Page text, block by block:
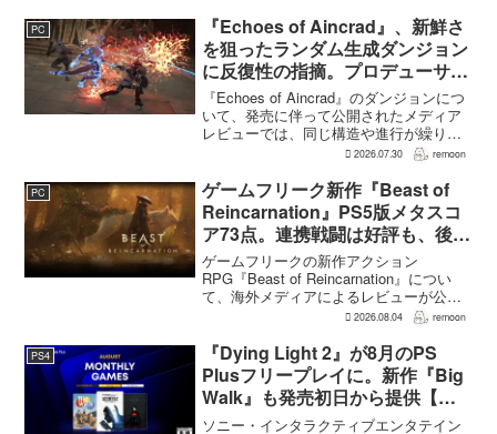
原作と異なるため、原作では見えなかっ
た側面がより...
PC
『Echoes of Aincrad』、新鮮さ
を狙ったランダム生成ダンジョン
に反復性の指摘。プロデューサー
は発売前に採用理由を説明
『Echoes of Aincrad』のダンジョンにつ
いて、発売に伴って公開されたメディア
レビューでは、同じ構造や進行が繰り返
されるとの評価が出ている。発売前の7月
は、ゲーム総合プロデューサーの二見鷹
介氏が...
2026.07.30 remoon
PC
ゲームフリーク新作『Beast of
Reincarnation』PS5版メタスコ
ア73点。連携戦闘は好評も、後半
の“ボス再戦続き”には不満
ゲームフリークの新作アクション
RPG『Beast of Reincarnation』につい
て、海外メディアによるレビューが公開
された。PS5版のメタスコアは73。採点
否両論で、不評に分類されたレビュ...
2026.08.04 remoon
PS4
『Dying Light 2』が8月のPS
Plusフリープレイに。新作『Big
Walk』も発売初日から提供【海
外発表】
ソニー・インタラクティブエンタテイン